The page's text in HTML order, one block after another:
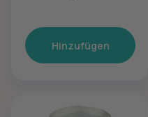
Hinzufügen